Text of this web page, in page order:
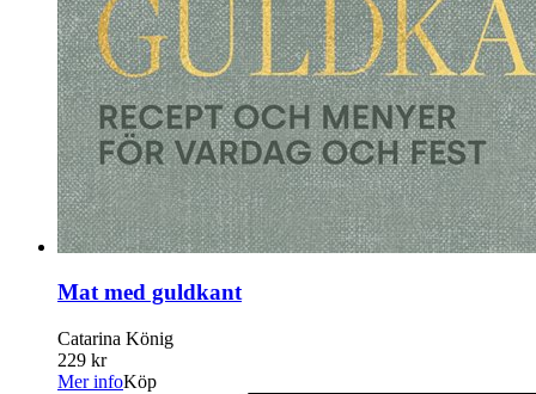
Mat med guldkant
Catarina König
229 kr
Mer infoKöp